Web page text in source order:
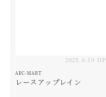
2025.6.19 UP
ABC-MART
レースアップレイン